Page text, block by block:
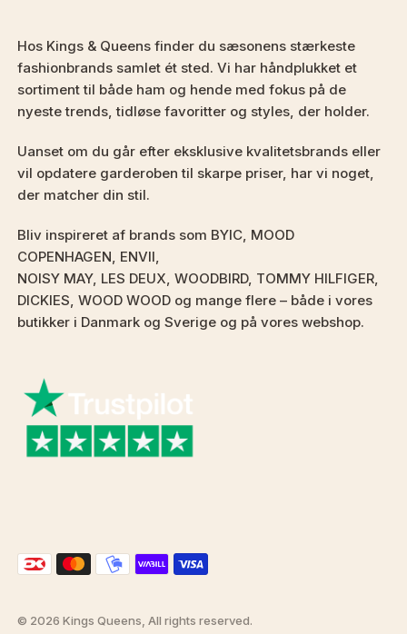
Hos Kings & Queens finder du sæsonens stærkeste
fashionbrands samlet ét sted. Vi har håndplukket et
sortiment til både ham og hende med fokus på de
nyeste trends, tidløse favoritter og styles, der holder.
Uanset om du går efter eksklusive kvalitetsbrands eller
vil opdatere garderoben til skarpe priser, har vi noget,
der matcher din stil.
Bliv inspireret af brands som BYIC, MOOD
COPENHAGEN, ENVII,
NOISY MAY, LES DEUX, WOODBIRD, TOMMY HILFIGER,
DICKIES, WOOD WOOD og mange flere – både i vores
butikker i Danmark og Sverige og på vores webshop.
© 2026 Kings Queens, All rights reserved.